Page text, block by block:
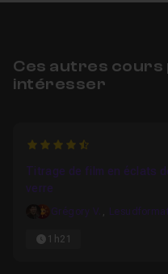
Ces autres
intéresser
4.8181818181818
Titrage de film en éclats
verre
Grégory V. ,
1h21